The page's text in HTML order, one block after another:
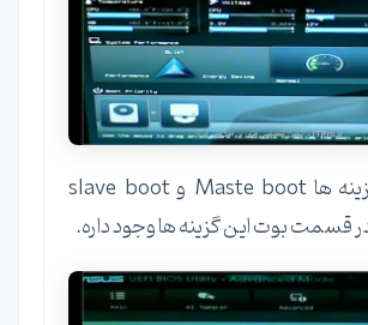
من تا حالا گزینه ها Maste boot و slave boot
قسمت بوت این گزینه ها وجود داره.